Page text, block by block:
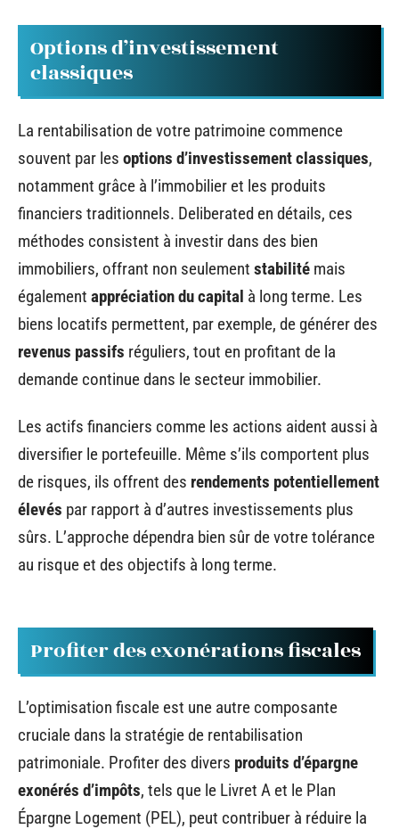
Options d’investissement
classiques
La rentabilisation de votre patrimoine commence
souvent par les options d’investissement classiques,
notamment grâce à l’immobilier et les produits
financiers traditionnels. Deliberated en détails, ces
méthodes consistent à investir dans des bien
immobiliers, offrant non seulement stabilité mais
également appréciation du capital à long terme. Les
biens locatifs permettent, par exemple, de générer des
revenus passifs réguliers, tout en profitant de la
demande continue dans le secteur immobilier.
Les actifs financiers comme les actions aident aussi à
diversifier le portefeuille. Même s’ils comportent plus
de risques, ils offrent des rendements potentiellement
élevés par rapport à d’autres investissements plus
sûrs. L’approche dépendra bien sûr de votre tolérance
au risque et des objectifs à long terme.
Profiter des exonérations fiscales
L’optimisation fiscale est une autre composante
cruciale dans la stratégie de rentabilisation
patrimoniale. Profiter des divers produits d’épargne
exonérés d’impôts, tels que le Livret A et le Plan
Épargne Logement (PEL), peut contribuer à réduire la